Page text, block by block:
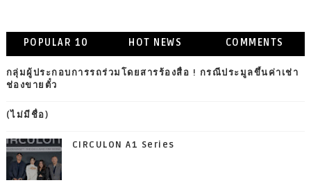
POPULAR 10 HOT NEWS COMMENTS
กลุ่มผู้ประกอบการรถร่วมโดยสารร้องสื่อ ! กรณีประมูลขึ้นค่าเช่า
ช่องขายตั๋ว
(ไม่มีชื่อ)
CIRCULON A1 Series